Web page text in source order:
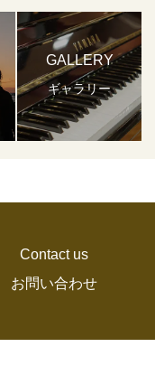
GALLERY
ギャラリー
Contact us
お問い合わせ